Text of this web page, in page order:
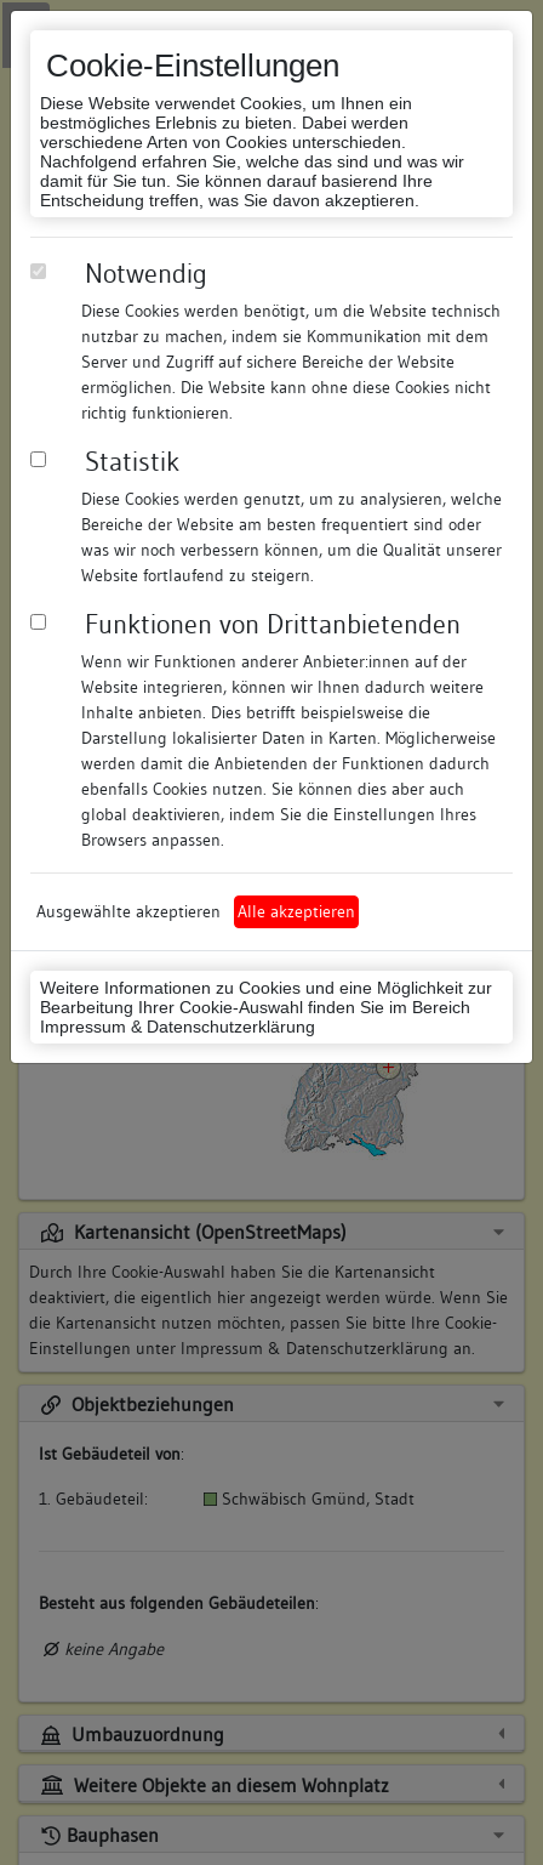
Cookie-Einstellungen
Diese Website verwendet Cookies, um Ihnen ein
bestmögliches Erlebnis zu bieten. Dabei werden
verschiedene Arten von Cookies unterschieden.
Nachfolgend erfahren Sie, welche das sind und was wir
damit für Sie tun. Sie können darauf basierend Ihre
Entscheidung treffen, was Sie davon akzeptieren.
Notwendig
Diese Cookies werden benötigt, um die Website technisch
nutzbar zu machen, indem sie Kommunikation mit dem
Server und Zugriff auf sichere Bereiche der Website
ermöglichen. Die Website kann ohne diese Cookies nicht
richtig funktionieren.
Statistik
Diese Cookies werden genutzt, um zu analysieren, welche
Bereiche der Website am besten frequentiert sind oder
was wir noch verbessern können, um die Qualität unserer
Website fortlaufend zu steigern.
Funktionen von Drittanbietenden
Wenn wir Funktionen anderer Anbieter:innen auf der
Website integrieren, können wir Ihnen dadurch weitere
Inhalte anbieten. Dies betrifft beispielsweise die
Darstellung lokalisierter Daten in Karten. Möglicherweise
werden damit die Anbietenden der Funktionen dadurch
ebenfalls Cookies nutzen. Sie können dies aber auch
global deaktivieren, indem Sie die Einstellungen Ihres
Browsers anpassen.
Ausgewählte akzeptieren Alle akzeptieren
Weitere Informationen zu Cookies und eine Möglichkeit zur
Bearbeitung Ihrer Cookie-Auswahl finden Sie im Bereich
Impressum & Datenschutzerklärung
Zur Navigation springen
Zum Inhalt der Website springen
Datenbank Bauforschung/Restaurierung
401214369336/Datum:01.08.2006
Datenbestand:
Bauforschung
Als PDF herunterladen:
Objektdaten
Straße: Engelgasse
Hausnummer: 5
Postleitzahl: 73525
Stadt-Teilort: Schwäbisch Gmünd
Regierungsbezirk: Stuttgart
Ostalbkreis (Landkreis)
Wohnplatzschlüssel: 8136065056
Flurstücknummer: keine
Historischer Straßenname: keiner
Lage des Wohnplatzes:
Kartenansicht (OpenStreetMaps)
Durch Ihre Cookie-Auswahl haben Sie die Kartenansicht
deaktiviert, die eigentlich hier angezeigt werden würde. Wenn Sie
die Kartenansicht nutzen möchten, passen Sie bitte Ihre Cookie-
Einstellungen unter Impressum & Datenschutzerklärung an.
Objektbeziehungen
Ist Gebäudeteil von:
1. Gebäudeteil: Schwäbisch Gmünd, Stadt
Besteht aus folgenden Gebäudeteilen:
keine Angabe
Umbauzuordnung
Weitere Objekte an diesem Wohnplatz
Bauphasen